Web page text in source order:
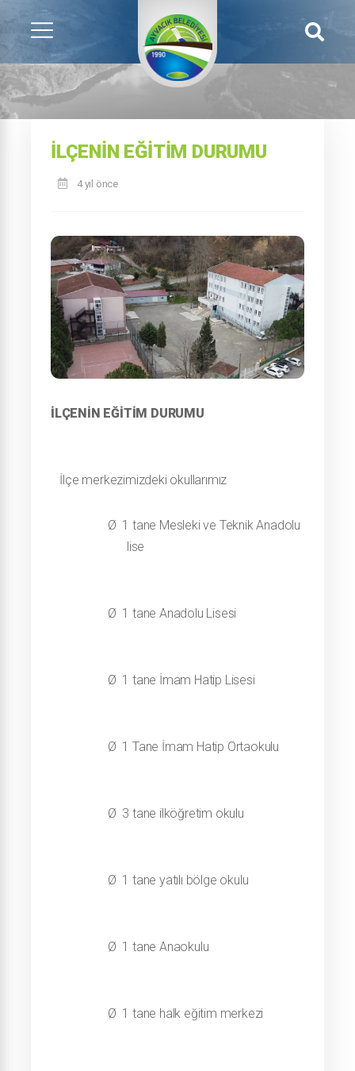
İLÇENIN EĞITIM DURUMU
4 yıl önce
İLÇENİN EĞİTİM DURUMU
İlçe merkezimizdeki okullarımız
Ø 1 tane Mesleki ve Teknik Anadolu
lise
Ø 1 tane Anadolu Lisesi
Ø 1 tane İmam Hatip Lisesi
Ø 1 Tane İmam Hatip Ortaokulu
Ø 3 tane ilköğretim okulu
Ø 1 tane yatılı bölge okulu
Ø 1 tane Anaokulu
Ø 1 tane halk eğitim merkezi